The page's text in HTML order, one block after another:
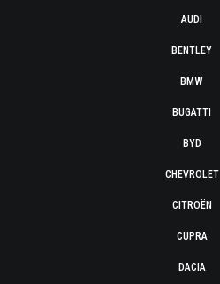
AUDI
BENTLEY
BMW
BUGATTI
BYD
CHEVROLET
CITROËN
CUPRA
DACIA